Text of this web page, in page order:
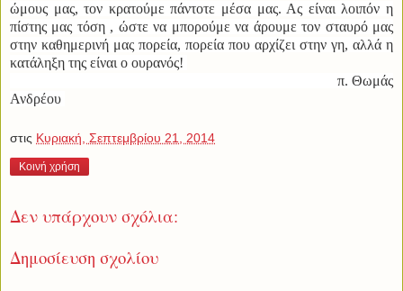
ώμους μας, τον κρατούμε πάντοτε μέσα μας. Ας είναι λοιπόν η
πίστης μας τόση , ώστε να μπορούμε να άρουμε τον σταυρό μας
στην καθημερινή μας πορεία, πορεία που αρχίζει στην γη, αλλά η
κατάληξη της είναι ο ουρανός!
π. Θωμάς
Ανδρέου
στις Κυριακή, Σεπτεμβρίου 21, 2014
Κοινή χρήση
Δεν υπάρχουν σχόλια:
Δημοσίευση σχολίου